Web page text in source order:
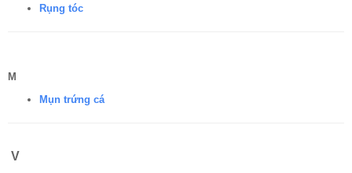
Rụng tóc
M
Mụn trứng cá
V